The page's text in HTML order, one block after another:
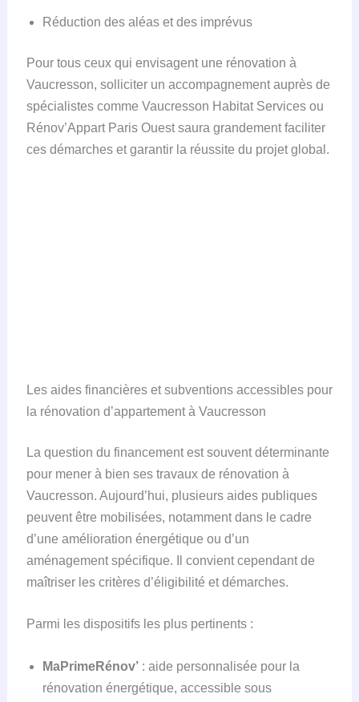
Réduction des aléas et des imprévus
Pour tous ceux qui envisagent une rénovation à
Vaucresson, solliciter un accompagnement auprès de
spécialistes comme Vaucresson Habitat Services ou
Rénov’Appart Paris Ouest saura grandement faciliter
ces démarches et garantir la réussite du projet global.
Les aides financières et subventions accessibles pour
la rénovation d’appartement à Vaucresson
La question du financement est souvent déterminante
pour mener à bien ses travaux de rénovation à
Vaucresson. Aujourd’hui, plusieurs aides publiques
peuvent être mobilisées, notamment dans le cadre
d’une amélioration énergétique ou d’un
aménagement spécifique. Il convient cependant de
maîtriser les critères d’éligibilité et démarches.
Parmi les dispositifs les plus pertinents :
MaPrimeRénov’: aide personnalisée pour la
rénovation énergétique, accessible sous